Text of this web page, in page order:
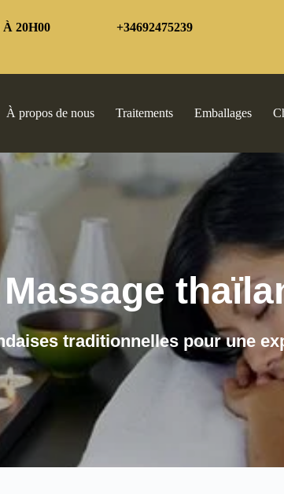
À 20H00 +34692475239
À propos de nous Traitements Emballages
Massage
traditionnelles pour une